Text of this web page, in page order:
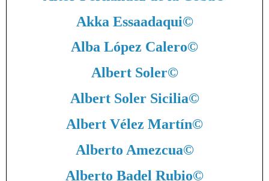
Akka Essaadaqui©
Alba López Calero©
Albert Soler©
Albert Soler Sicilia©
Albert Vélez Martín©
Alberto Amezcua©
Alberto Badel Rubio©